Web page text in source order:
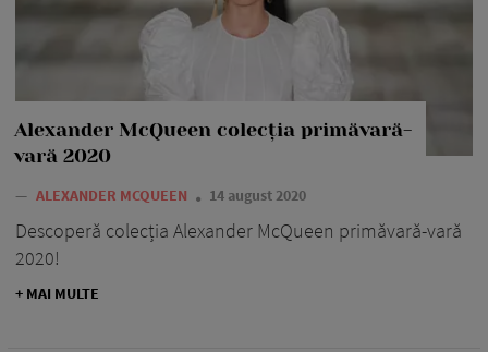
Alexander McQueen colecția primăvară-
vară 2020
— ALEXANDER MCQUEEN 14 august 2020
Descoperă colecția Alexander McQueen primăvară-vară
2020!
+ MAI MULTE